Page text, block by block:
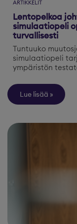
ARTIKKELIT
Lentopelkoa
simulaatiopeli
turvallisesti
Tuntuuko
simulaatiopeli
ympäristön
Lue lisää